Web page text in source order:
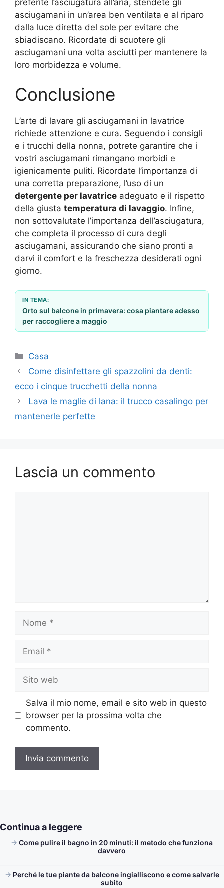
preferite l’asciugatura all’aria, stendete gli
asciugamani in un’area ben ventilata e al riparo
dalla luce diretta del sole per evitare che
sbiadiscano. Ricordate di scuotere gli
asciugamani una volta asciutti per mantenere la
loro morbidezza e volume.
Conclusione
L’arte di lavare gli asciugamani in lavatrice
richiede attenzione e cura. Seguendo i consigli
e i trucchi della nonna, potrete garantire che i
vostri asciugamani rimangano morbidi e
igienicamente puliti. Ricordate l’importanza di
una corretta preparazione, l’uso di un
detergente per lavatrice adeguato e il rispetto
della giusta temperatura di lavaggio. Infine,
non sottovalutate l’importanza dell’asciugatura,
che completa il processo di cura degli
asciugamani, assicurando che siano pronti a
darvi il comfort e la freschezza desiderati ogni
giorno.
IN TEMA:
Orto sul balcone in primavera: cosa piantare adesso
per raccogliere a maggio
Categorie
Casa
Come disinfettare gli spazzolini da denti:
ecco i cinque trucchetti della nonna
Lava le maglie di lana: il trucco casalingo per
mantenerle perfette
Lascia un commento
web
Salva il mio nome, email e sito web in questo
browser per la prossima volta che
commento.
Continua a leggere
Come pulire il bagno in 20 minuti: il metodo che funziona
davvero
Perché le tue piante da balcone ingialliscono e come salvarle
subito